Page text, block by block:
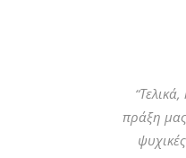
πράξη μας